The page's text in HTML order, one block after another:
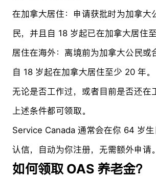
在加拿大居住：申请获批时为加拿大
民，并且自 18 岁起已在加拿大居住至
居住在海外：离境前为加拿大公民或
自 18 岁起在加拿大居住至少 20 年。
无论是否工作过，或者目前是否还在
上述条件都可领取。
Service Canada 通常会在你 64 岁
认信，自动为你注册，无需额外申请。
如何领取 OAS 养老金？